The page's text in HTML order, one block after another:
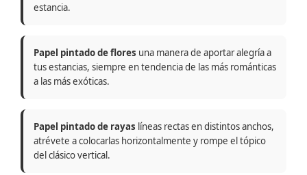
estancia.
Papel pintado de flores una manera de aportar alegría a
tus estancias, siempre en tendencia de las más románticas
a las más exóticas.
Papel pintado de rayas líneas rectas en distintos anchos,
atrévete a colocarlas horizontalmente y rompe el tópico
del clásico vertical.